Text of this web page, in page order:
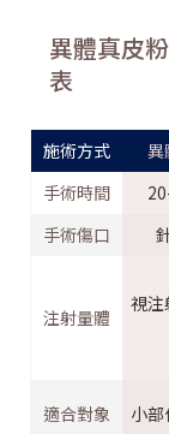
異體真皮
表
施術方式 異
手術時間
手術傷口
注射量體
視注
適合對象 小